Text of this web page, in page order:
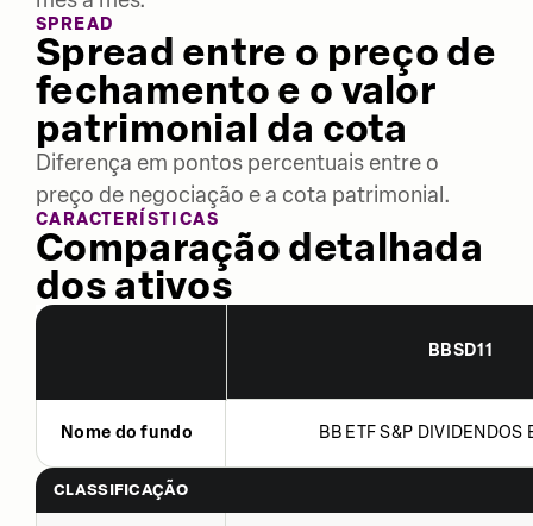
SPREAD
Spread entre o preço de
fechamento e o valor
patrimonial da cota
Diferença em pontos percentuais entre o
preço de negociação e a cota patrimonial.
CARACTERÍSTICAS
Comparação detalhada
dos ativos
BBSD11
Nome do fundo BB ETF S&P DIVIDENDOS
CLASSIFICAÇÃO